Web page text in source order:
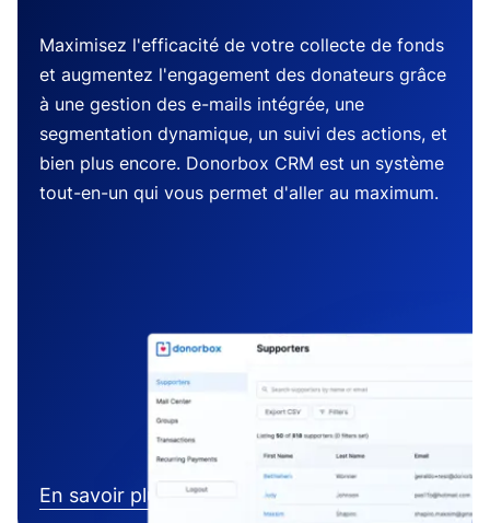
Maximisez l'efficacité de votre collecte de fonds
et augmentez l'engagement des donateurs grâce
à une gestion des e-mails intégrée, une
segmentation dynamique, un suivi des actions, et
bien plus encore. Donorbox CRM est un système
tout-en-un qui vous permet d'aller au maximum.
En savoir plus